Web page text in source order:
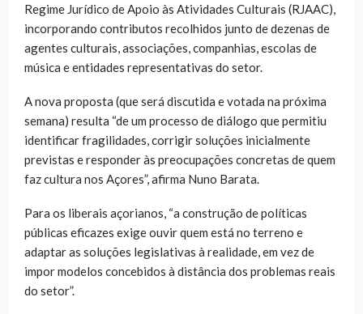
Regime Jurídico de Apoio às Atividades Culturais (RJAAC),
incorporando contributos recolhidos junto de dezenas de
agentes culturais, associações, companhias, escolas de
música e entidades representativas do setor.
A nova proposta (que será discutida e votada na próxima
semana) resulta “de um processo de diálogo que permitiu
identificar fragilidades, corrigir soluções inicialmente
previstas e responder às preocupações concretas de quem
faz cultura nos Açores”, afirma Nuno Barata.
Para os liberais açorianos, “a construção de políticas
públicas eficazes exige ouvir quem está no terreno e
adaptar as soluções legislativas à realidade, em vez de
impor modelos concebidos à distância dos problemas reais
do setor”.